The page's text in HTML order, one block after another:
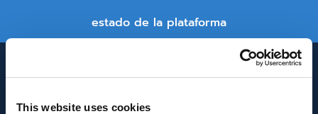
This website uses cookies
estado de la plataforma